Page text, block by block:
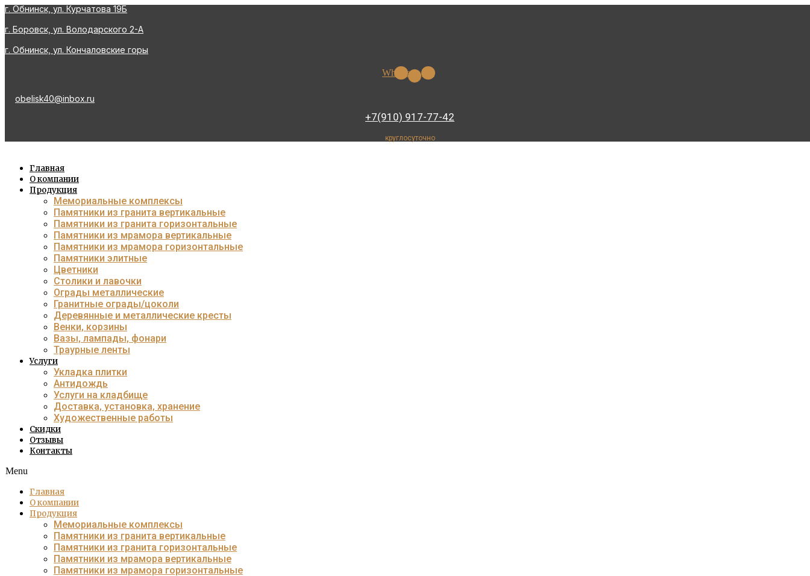
Перейти
содержимому
г. Обнинск, ул. Курчатова 19Б
г. Боровск, ул. Володарского 2-А
г. Обнинск, ул. Кончаловские горы
WhatsappVk
obelisk40@inbox.ru
+7(910) 917-77-42
круглосуточно
Главная
О компании
Продукция
Мемориальные комплексы
Памятники из гранита вертикальные
Памятники из гранита горизонтальные
Памятники из мрамора вертикальные
Памятники из мрамора горизонтальные
Памятники элитные
Цветники
Столики и лавочки
Ограды металлические
Гранитные ограды/цоколи
Деревянные и металлические кресты
Венки, корзины
Вазы, лампады, фонари
Траурные ленты
Услуги
Укладка плитки
Антидождь
Услуги на кладбище
Доставка, установка, хранение
Художественные работы
Скидки
Отзывы
Контакты
Menu
Главная
О компании
Продукция
Мемориальные комплексы
Памятники из гранита вертикальные
Памятники из гранита горизонтальные
Памятники из мрамора вертикальные
Памятники из мрамора горизонтальные